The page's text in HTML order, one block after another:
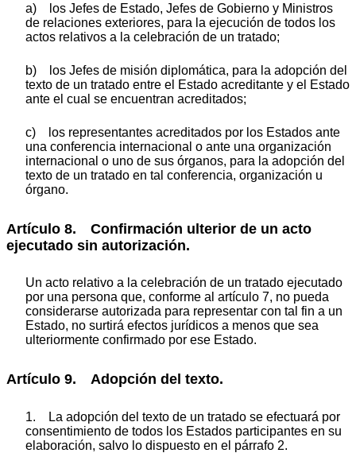
a) los Jefes de Estado, Jefes de Gobierno y Ministros
de relaciones exteriores, para la ejecución de todos los
actos relativos a la celebración de un tratado;
b) los Jefes de misión diplomática, para la adopción del
texto de un tratado entre el Estado acreditante y el Estado
ante el cual se encuentran acreditados;
c) los representantes acreditados por los Estados ante
una conferencia internacional o ante una organización
internacional o uno de sus órganos, para la adopción del
texto de un tratado en tal conferencia, organización u
órgano.
Artículo 8. Confirmación ulterior de un acto
ejecutado sin autorización.
Un acto relativo a la celebración de un tratado ejecutado
por una persona que, conforme al artículo 7, no pueda
considerarse autorizada para representar con tal fin a un
Estado, no surtirá efectos jurídicos a menos que sea
ulteriormente confirmado por ese Estado.
Artículo 9. Adopción del texto.
1. La adopción del texto de un tratado se efectuará por
consentimiento de todos los Estados participantes en su
elaboración, salvo lo dispuesto en el párrafo 2.